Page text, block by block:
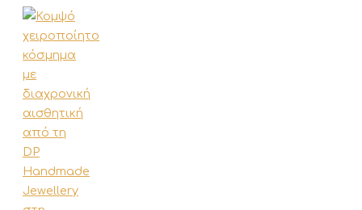
Μετάβαση
στο
περιεχόμενο